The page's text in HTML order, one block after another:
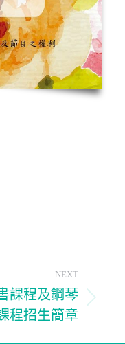
NEXT
課程及鋼琴
程招生簡章